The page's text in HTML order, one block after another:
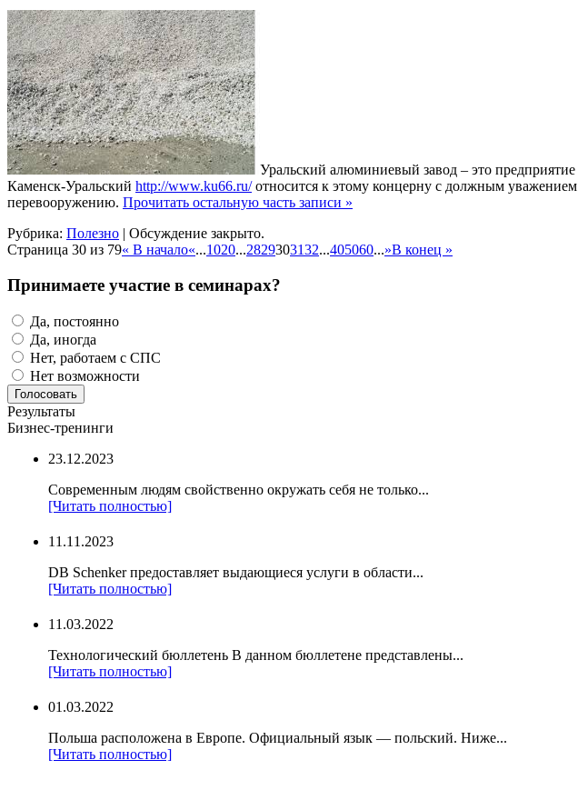
Уральский алюминиевый завод – это
Каменск-Уральский http://www.ku66.ru/относится к этому концерну с должным
перевооружению. Прочитать остальную часть записи »
Рубрика: Полезно | Обсуждение закрыто.
Страница 30 из 79« В начало«...1020...2829303132...405060...»В конец »
Принимаете участие в семинарах?
Да, постоянно
Да, иногда
Нет, работаем с СПС
Нет возможности
Результаты
Бизнес-тренинги
23.12.2023
Современным людям свойственно окружать себя не только...
[Читать полностью]
11.11.2023
DB Schenker предоставляет выдающиеся услуги в области...
[Читать полностью]
11.03.2022
Технологический бюллетень В данном бюллетене представлены...
[Читать полностью]
01.03.2022
Польша расположена в Европе. Официальный язык — польский. Ниже...
[Читать полностью]